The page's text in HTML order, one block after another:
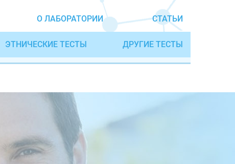
О ЛАБОРАТОРИИ СТАТЬИ
ЭТНИЧЕСКИЕ ТЕСТЫ ДРУГИЕ ТЕСТЫ